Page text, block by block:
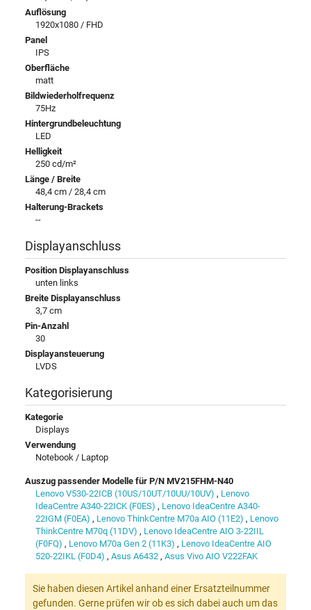
Auflösung
1920x1080 / FHD
Panel
IPS
Oberfläche
matt
Bildwiederholfrequenz
75Hz
Hintergrundbeleuchtung
LED
Helligkeit
250 cd/m²
Länge / Breite
48,4 cm / 28,4 cm
Halterung-Brackets
--
Displayanschluss
Position Displayanschluss
unten links
Breite Displayanschluss
3,7 cm
Pin-Anzahl
30
Displayansteuerung
LVDS
Kategorisierung
Kategorie
Displays
Verwendung
Notebook / Laptop
Auszug passender Modelle für P/N MV215FHM-N40
Lenovo V530-22ICB (10US/10UT/10UU/10UV) , Lenovo
IdeaCentre A340-22ICK (F0ES) , Lenovo IdeaCentre A340-
22IGM (F0EA) , Lenovo ThinkCentre M70a AIO (11E2) , Lenovo
ThinkCentre M70q (11DV) , Lenovo IdeaCentre AIO 3-22IIL
(F0FQ) , Lenovo M70a Gen 2 (11K3) , Lenovo IdeaCentre AIO
520-22IKL (F0D4) , Asus A6432 , Asus Vivo AIO V222FAK
Sie haben diesen Artikel anhand einer Ersatzteilnummer
gefunden. Gerne prüfen wir ob es sich dabei auch um das